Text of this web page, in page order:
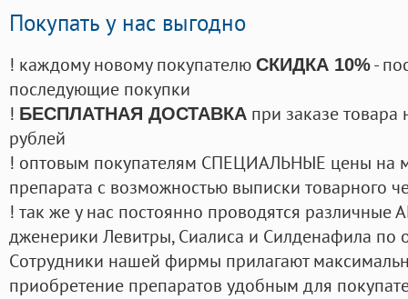
Покупать у нас выгодно
! каждому новому покупателю СКИДКА 10%-
последующие покупки
! БЕСПЛАТНАЯ ДОСТАВКА при заказе
рублей
! оптовым покупателям СПЕЦИАЛЬНЫЕ цены на
препарата с возможностью выписки товарного
! так же у нас постоянно проводятся
дженерики Левитры, Сиалиса и Силденафила по
Cотрудники нашей фирмы прилагают
приобретение препаратов удобным для